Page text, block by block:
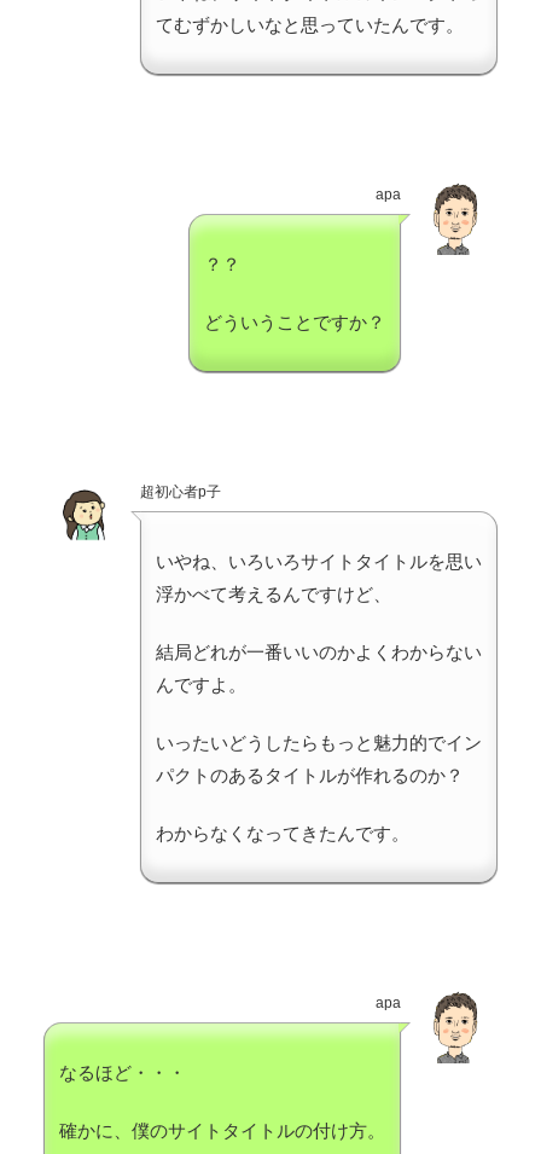
てむずかしいなと思っていたんです。
apa
？？
どういうことですか？
超初心者p子
いやね、いろいろサイトタイトルを思い
浮かべて考えるんですけど、
結局どれが一番いいのかよくわからない
んですよ。
いったいどうしたらもっと魅力的でイン
パクトのあるタイトルが作れるのか？
わからなくなってきたんです。
apa
なるほど・・・
確かに、僕のサイトタイトルの付け方。